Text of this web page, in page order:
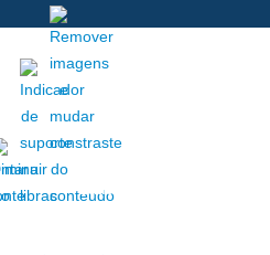
Extranet